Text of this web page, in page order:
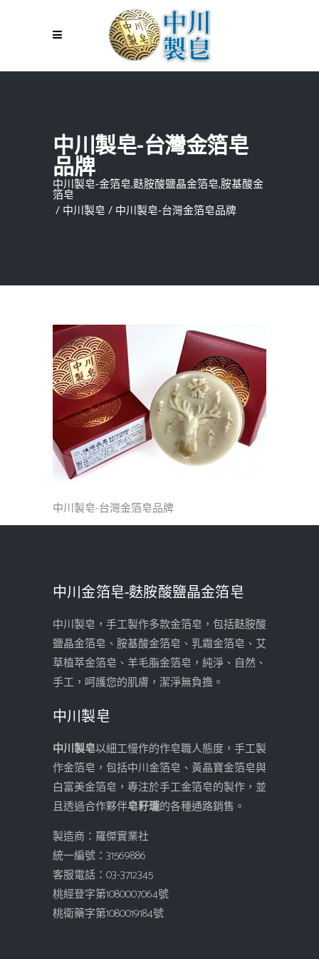
中川製皂-台灣金箔皂
品牌
中川製皂-金箔皂,麩胺酸鹽晶金箔皂,胺基酸金
箔皂
/ 中川製皂 / 中川製皂-台灣金箔皂品牌
中川製皂-台灣金箔皂品牌
中川金箔皂-麩胺酸鹽晶金箔皂
中川製皂，手工製作多款金箔皂，包括麩胺酸
鹽晶金箔皂、胺基酸金箔皂、乳霜金箔皂、艾
草植萃金箔皂、羊毛脂金箔皂，純淨、自然、
手工，呵護您的肌膚，潔淨無負擔。
中川製皂
中川製皂以細工慢作的作皂職人態度，手工製
作金箔皂，包括中川金箔皂、黃晶寶金箔皂與
白富美金箔皂，專注於手工金箔皂的製作，並
且透過合作夥伴皂籽瓏的各種通路銷售。
製造商：羅傑實業社
統一編號：31569886
客服電話：03-3712345
桃經登字第1080007064號
桃衛藥字第1080019184號